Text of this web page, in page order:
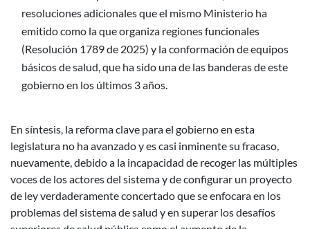
resoluciones adicionales que el mismo Ministerio ha
emitido como la que organiza regiones funcionales
(Resolución 1789 de 2025) y la conformación de equipos
básicos de salud, que ha sido una de las banderas de este
gobierno en los últimos 3 años.
En síntesis, la reforma clave para el gobierno en esta
legislatura no ha avanzado y es casi inminente su fracaso,
nuevamente, debido a la incapacidad de recoger las múltiples
voces de los actores del sistema y de configurar un proyecto
de ley verdaderamente concertado que se enfocara en los
problemas del sistema de salud y en superar los desafíos